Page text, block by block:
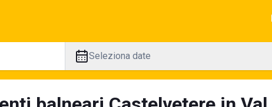
Seleziona date